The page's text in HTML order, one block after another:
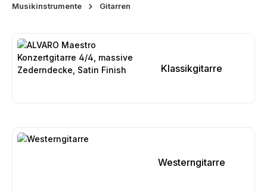
Musikinstrumente
Gitarren
Kategoriegalerie überspringen
Klassikgitarre
Kategoriegalerie überspringen
Westerngitarre